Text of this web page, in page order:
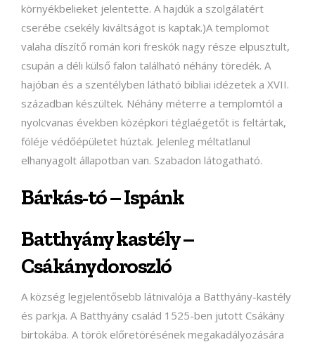
környékbelieket jelentette. A hajdúk a szolgálatért
cserébe csekély kiváltságot is kaptak.)A templomot
valaha díszítő román kori freskók nagy része elpusztult,
csupán a déli külső falon található néhány töredék. A
hajóban és a szentélyben látható bibliai idézetek a XVII.
században készültek. Néhány méterre a templomtól a
nyolcvanas években középkori téglaégetőt is feltártak,
föléje védőépületet húztak. Jelenleg méltatlanul
elhanyagolt állapotban van. Szabadon látogatható.
Bárkás-tó – Ispánk
Batthyány kastély –
Csákánydoroszló
A község legjelentősebb látnivalója a Batthyány-kastély
és parkja. A Batthyány család 1525-ben jutott Csákány
birtokába. A török előretörésének megakadályozására